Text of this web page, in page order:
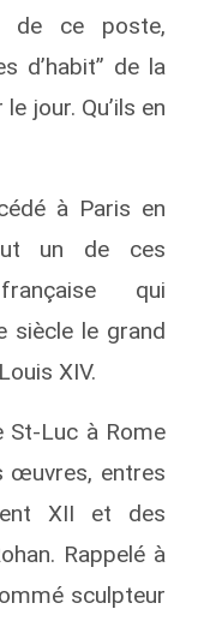
de ce poste,
d’habit” de la
jour. Qu’ils en
à Paris en
un de ces
qui
siècle le grand
XIV.
St-Luc à Rome
œuvres, entres
XII et des
Rappelé à
sculpteur